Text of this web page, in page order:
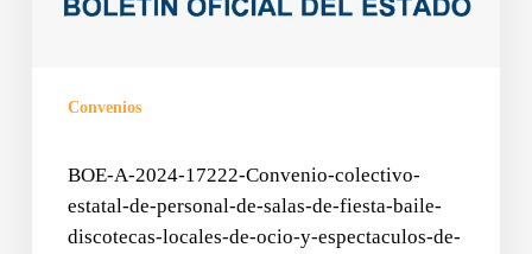
Convenios
BOE-A-2024-17222-Convenio-colectivo-
estatal-de-personal-de-salas-de-fiesta-baile-
discotecas-locales-de-ocio-y-espectaculos-de-